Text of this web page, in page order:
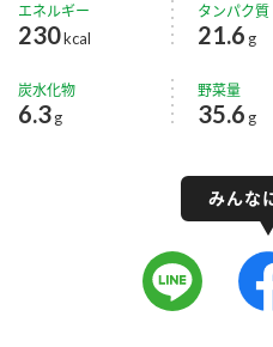
エネルギー
230kcal
タンパク質
21.6 g
炭水化物
6.3g
野菜量
35.6 g